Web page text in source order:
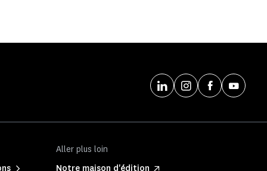
Aller plus loin
Notre maison d'édition